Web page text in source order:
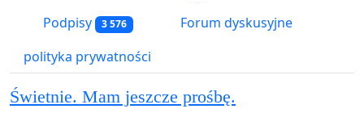
Podpisy 3 576
Forum dyskusyjne
polityka prywatności
Świetnie. Mam jeszcze prośbę.